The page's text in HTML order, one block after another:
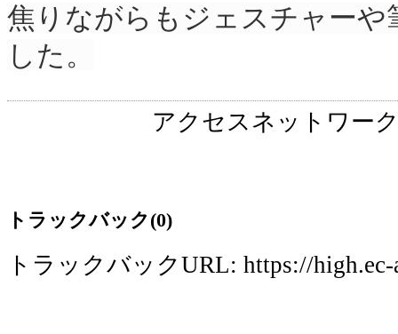
焦りながらもジェスチャー
した。
アクセスネットワー
トラックバック(0)
トラックバックURL: https://high.ec-